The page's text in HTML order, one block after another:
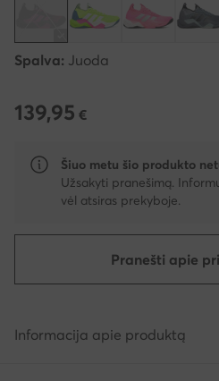
Spalva: Juoda
139,95 €
139,95 €
Šiuo metu šio produkto
Užsakyti pranešimą.
vėl atsiras prekyboje.
Pranešti apie
Informacija apie produktą